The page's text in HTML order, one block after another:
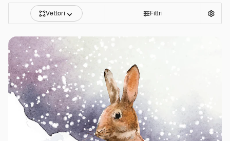
Vettori Filtri